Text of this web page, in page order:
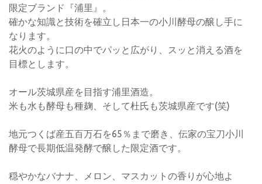
限定ブランド『浦里』。
確かな知識と技術を確立し日本一の小川酵母の醸し手に
なります。
花火のように口の中でパッと広がり、スッと消える酒を
目標とします。
オール茨城県産を目指す浦里酒造。
米も水も酵母も種麹、そして杜氏も茨城県産です(笑)
地元つくば産五百万石を65％まで磨き、伝家の宝刀小川
酵母で長期低温発酵で醸した限定酒です。
穏やかなバナナ、メロン、マスカットの香りが心地よ